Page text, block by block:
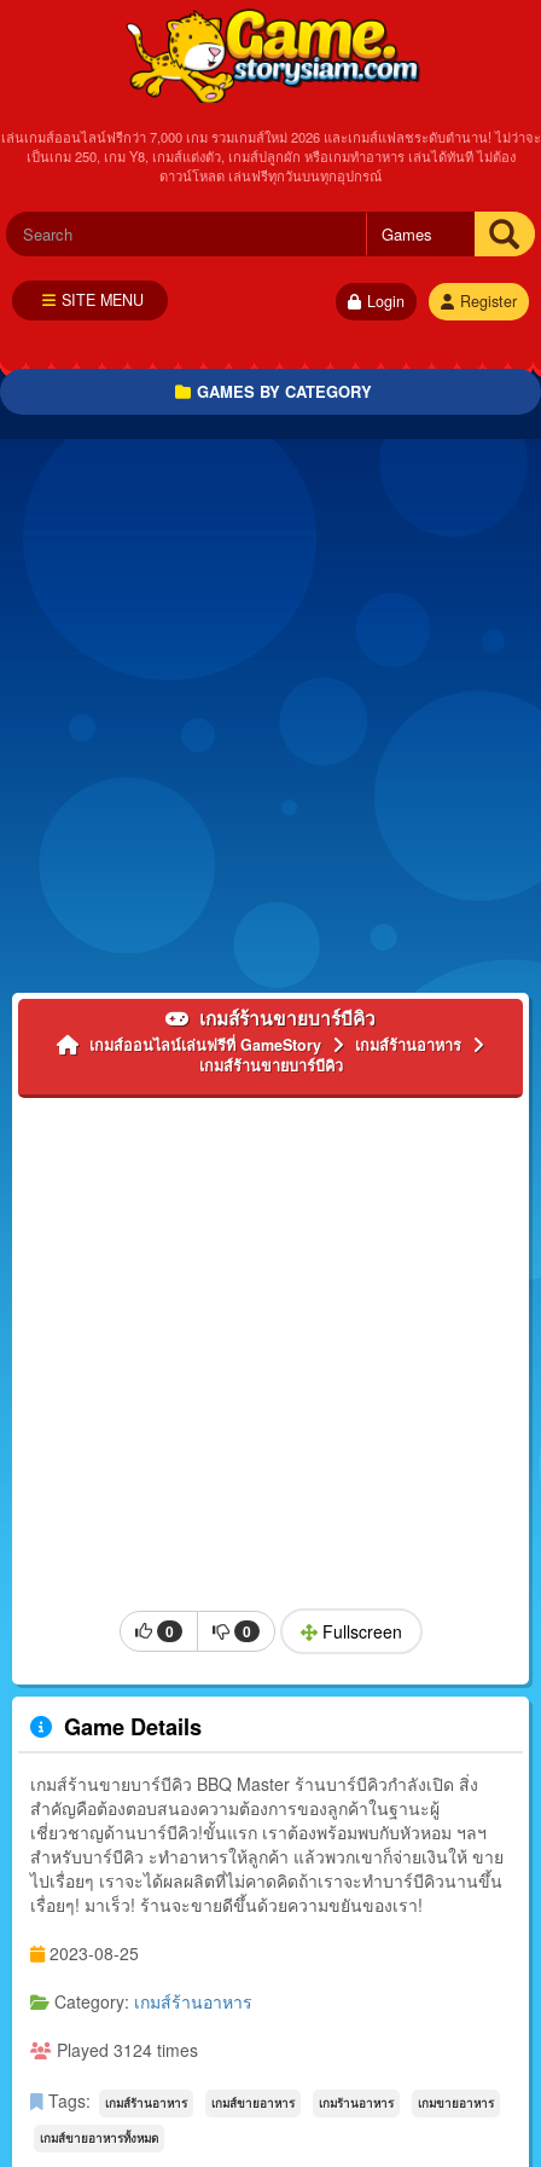
เล่นเกมส์ออนไลน์ฟรีกว่า 7,000 เกม รวมเกมส์ใหม่ 2026 และเกมส์แฟลชระดับตำนาน! ไม่ว่าจะ
เป็นเกม 250, เกม Y8, เกมส์แต่งตัว, เกมส์ปลูกผัก หรือเกมทำอาหาร เล่นได้ทันที ไม่ต้อง
ดาวน์โหลด เล่นฟรีทุกวันบนทุกอุปกรณ์
Register
Login
SITE MENU
GAMES BY CATEGORY
เกมส์ร้านขายบาร์บีคิว
เกมส์ออนไลน์เล่นฟรีที่ GameStory
เกมส์ร้านอาหาร
เกมส์ร้านขายบาร์บีคิว
0 0 Fullscreen
Game Details
เกมส์ร้านขายบาร์บีคิว BBQ Master ร้านบาร์บีคิวกำลังเปิด สิ่ง
สำคัญคือต้องตอบสนองความต้องการของลูกค้าในฐานะผู้
เชี่ยวชาญด้านบาร์บีคิว!ขั้นแรก เราต้องพร้อมพบกับหัวหอม ฯลฯ
สำหรับบาร์บีคิว ะทำอาหารให้ลูกค้า แล้วพวกเขาก็จ่ายเงินให้ ขาย
ไปเรื่อยๆ เราจะได้ผลผลิตที่ไม่คาดคิดถ้าเราจะทำบาร์บีคิวนานขึ้น
เรื่อยๆ! มาเร็ว! ร้านจะขายดีขึ้นด้วยความขยันของเรา!
2023-08-25
Category: เกมส์ร้านอาหาร
Played 3124 times
Tags: เกมส์ร้านอาหาร เกมส์ขายอาหาร เกมร้านอาหาร เกมขายอาหาร
เกมส์ขายอาหารทั้งหมด